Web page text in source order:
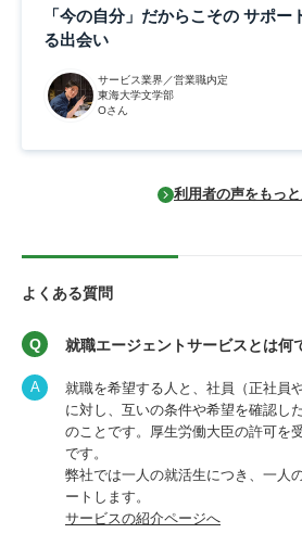
「今の自分」だからこその サポー
る出会い
サービス業界／営業職内定
東海大学文学部
Oさん
利用者の声をもっ
よくある質問
就職エージェントサービスとは何
就職を希望する人と、社員（正社員
に対し、互いの条件や希望を確認し
のことです。厚生労働大臣の許可を
です。
弊社では一人の就活生につき、一人
ートします。
サービスの紹介ページへ